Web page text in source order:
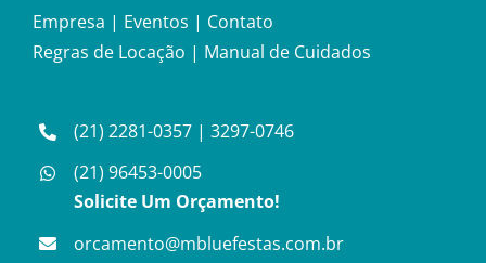
Empresa | Eventos | Contato
Regras de Locação | Manual de Cuidados
(21) 2281-0357 |3297-0746
(21) 96453-0005
Solicite Um Orçamento!
orcamento@mbluefestas.com.br